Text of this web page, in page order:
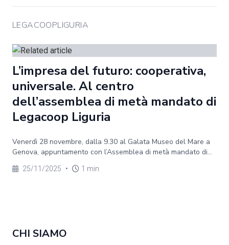
LEGACOOPLIGURIA
L’impresa del futuro: cooperativa,
universale. Al centro
dell’assemblea di metà mandato di
Legacoop Liguria
Venerdì 28 novembre, dalla 9.30 al Galata Museo del Mare a
Genova, appuntamento con l’Assemblea di metà mandato di...
25/11/2025 • 1 min
CHI SIAMO